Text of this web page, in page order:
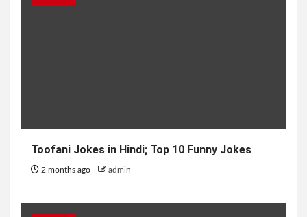
Toofani Jokes in Hindi; Top 10 Funny Jokes
2 months ago admin